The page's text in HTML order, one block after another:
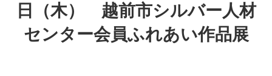
日（木） 越前市シルバー人材
センター会員ふれあい作品展